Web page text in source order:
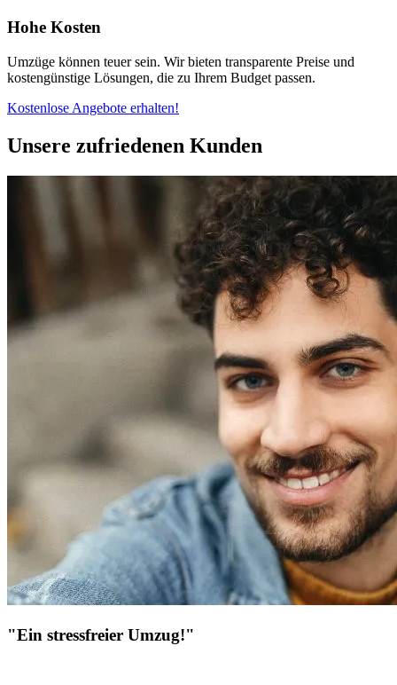
Hohe Kosten
Umzüge können teuer sein. Wir bieten transparente Preise und
kostengünstige Lösungen, die zu Ihrem Budget passen.
Kostenlose Angebote erhalten!
Unsere zufriedenen Kunden
"Ein stressfreier Umzug!"